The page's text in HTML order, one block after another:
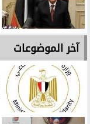
آخر الموضوعات